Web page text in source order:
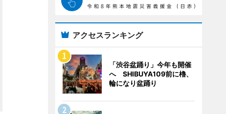
アクセスランキング
「渋谷盆踊り」今年も開催
へ SHIBUYA109前に櫓、
輪になり盆踊り